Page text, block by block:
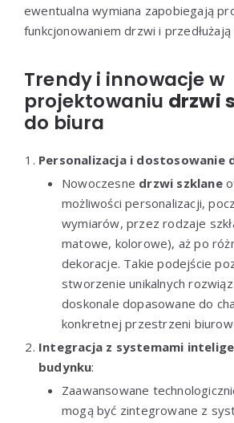
ewentualna wymiana zapobiegają
funkcjonowaniem drzwi i
Trendy i innowacje w
projektowaniu drzwi
do biura
Personalizacja i dostosowanie
Nowoczesne drzwi szklane
możliwości personalizacji,
wymiarów, przez rodzaje
matowe, kolorowe), aż po
dekoracje. Takie podejście
stworzenie unikalnych
doskonale dopasowane do
konkretnej przestrzeni
Integracja z systemami
budynku:
Zaawansowane
mogą być zintegrowane z